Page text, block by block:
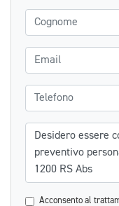
Cognome
Email
Telefono
Messaggio
Acconsento al